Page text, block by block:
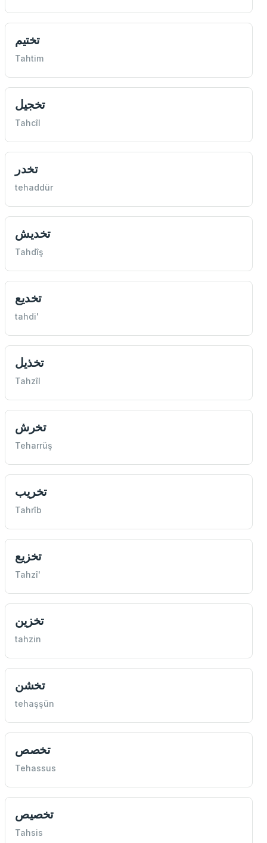
تختيم
Tahtim
تخجيل
Tahcîl
تخدر
tehaddür
تخديش
Tahdîş
تخدیع
tahdi'
تخذيل
Tahzîl
تخرش
Teharrüş
تخريب
Tahrîb
تخزيع
Tahzî'
تخزين
tahzin
تخشن
tehaşşün
تخصص
Tehassus
تخصيص
Tahsis